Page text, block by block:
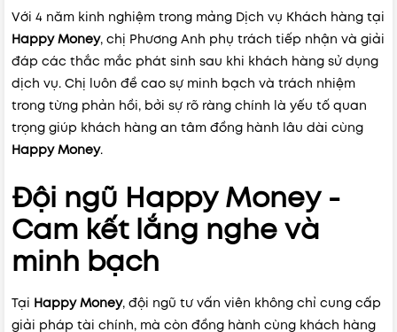
Với 4 năm kinh nghiệm trong mảng Dịch vụ Khách hàng tại
Happy Money, chị Phương Anh phụ trách tiếp nhận và giải
đáp các thắc mắc phát sinh sau khi khách hàng sử dụng
dịch vụ. Chị luôn đề cao sự minh bạch và trách nhiệm
trong từng phản hồi, bởi sự rõ ràng chính là yếu tố quan
trọng giúp khách hàng an tâm đồng hành lâu dài cùng
Happy Money.
Đội ngũ Happy Money -
Cam kết lắng nghe và
minh bạch
Tại Happy Money, đội ngũ tư vấn viên không chỉ cung cấp
giải pháp tài chính, mà còn đồng hành cùng khách hàng